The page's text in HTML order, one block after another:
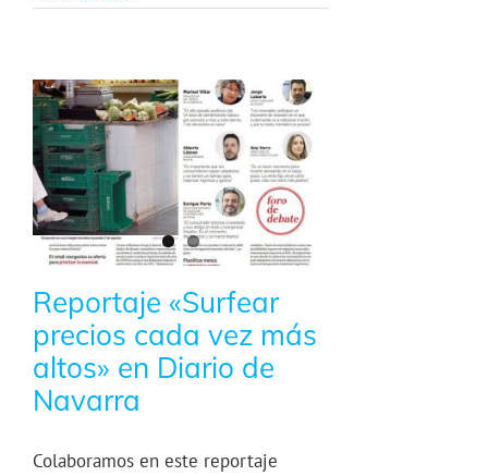
Reportaje «Surfear
precios cada vez más
altos» en Diario de
Navarra
Colaboramos en este reportaje